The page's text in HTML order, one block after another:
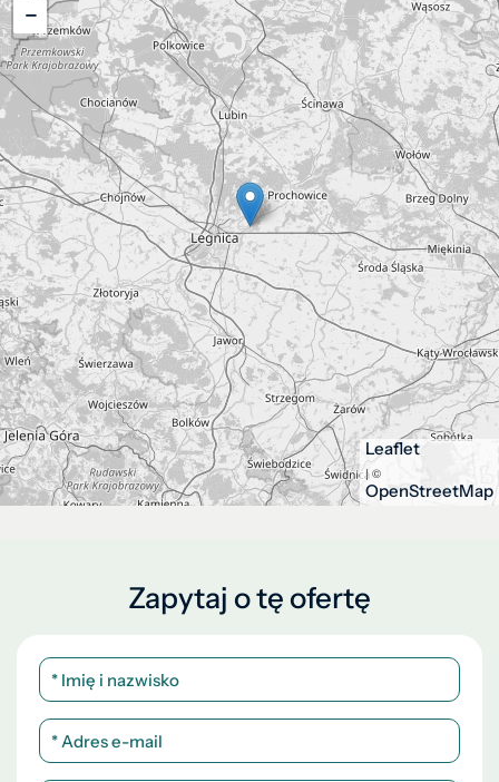
−
Leaflet
| ©
OpenStreetMap
Zapytaj o tę ofertę